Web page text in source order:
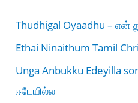
Thudhigal Oyaadhu – என்
Ethai Ninaithum Tamil
Unga Anbukku Edeyilla
ஈடேயில்ல